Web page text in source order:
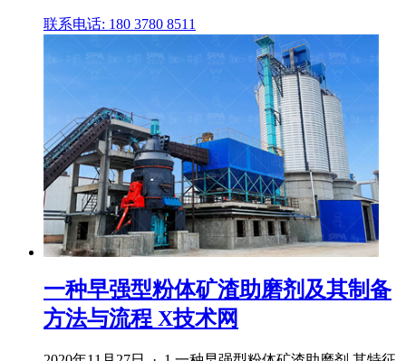
联系电话: 180 3780 8511
一种早强型粉体矿渣助磨剂及其制备
方法与流程 X技术网